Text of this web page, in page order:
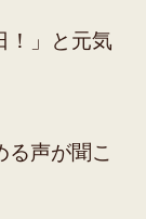
！」と元気
る声が聞こ